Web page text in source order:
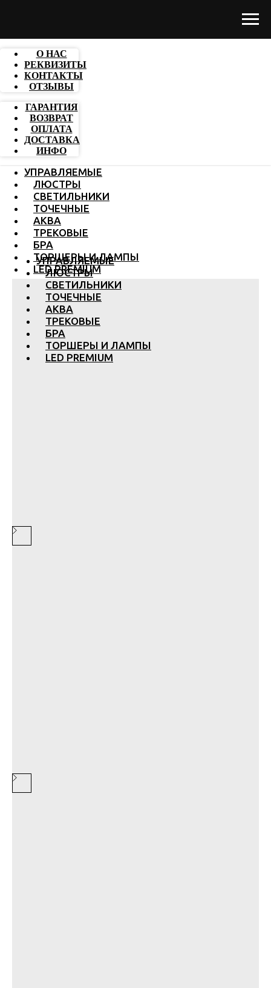
О НАС
РЕКВИЗИТЫ
КОНТАКТЫ
ОТЗЫВЫ
ГАРАНТИЯ
ВОЗВРАТ
ОПЛАТА
ДОСТАВКА
ИНФО
УПРАВЛЯЕМЫЕ
ЛЮСТРЫ
СВЕТИЛЬНИКИ
ТОЧЕЧНЫЕ
АКВА
ТРЕКОВЫЕ
БРА
ТОРШЕРЫ И ЛАМПЫ
LED PREMIUM
УПРАВЛЯЕМЫЕ
ЛЮСТРЫ
СВЕТИЛЬНИКИ
ТОЧЕЧНЫЕ
АКВА
ТРЕКОВЫЕ
БРА
ТОРШЕРЫ И ЛАМПЫ
LED PREMIUM